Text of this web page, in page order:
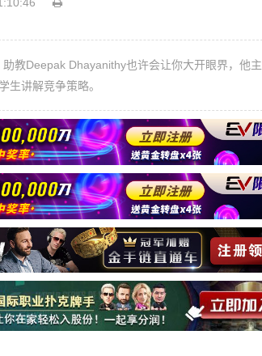
教Deepak Dhayanithy也许会让你大开眼界，他主
生讲解竞争策略。